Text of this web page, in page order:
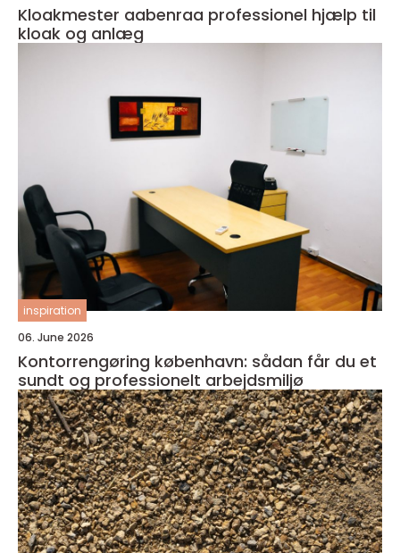
Kloakmester aabenraa professionel hjælp til
kloak og anlæg
inspiration
06. June 2026
Kontorrengøring københavn: sådan får du et
sundt og professionelt arbejdsmiljø